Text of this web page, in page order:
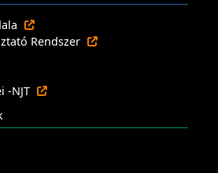
Rendszer
-NJT